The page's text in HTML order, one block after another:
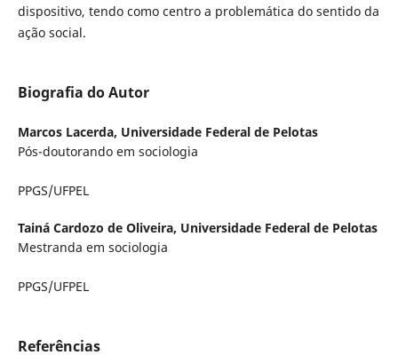
dispositivo, tendo como centro a problemática do sentido da
ação social.
Biografia do Autor
Marcos Lacerda, Universidade Federal de Pelotas
Pós-doutorando em sociologia
PPGS/UFPEL
Tainá Cardozo de Oliveira, Universidade Federal de Pelotas
Mestranda em sociologia
PPGS/UFPEL
Referências